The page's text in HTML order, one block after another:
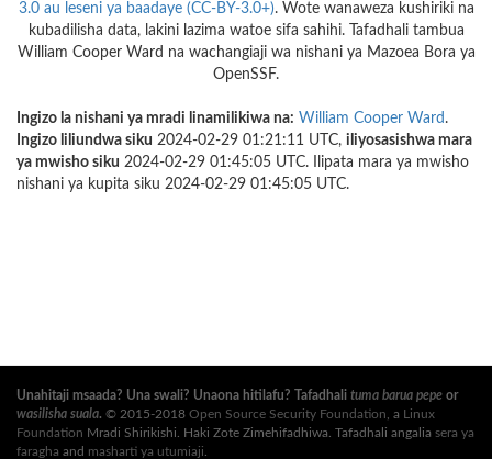
3.0 au leseni ya baadaye (CC-BY-3.0+). Wote wanaweza kushiriki na
kubadilisha data, lakini lazima watoe sifa sahihi. Tafadhali tambua
William Cooper Ward na wachangiaji wa nishani ya Mazoea Bora ya
OpenSSF.
Ingizo la nishani ya mradi linamilikiwa na: William Cooper Ward .
Ingizo liliundwa siku 2024-02-29 01:21:11 UTC, iliyosasishwa mara
ya mwisho siku 2024-02-29 01:45:05 UTC. Ilipata mara ya mwisho
nishani ya kupita siku 2024-02-29 01:45:05 UTC.
Unahitaji msaada? Una swali? Unaona hitilafu? Tafadhali tuma barua pepe or
wasilisha suala. © 2015-2018 Open Source Security Foundation , a Linux
Foundation Mradi Shirikishi. Haki Zote Zimehifadhiwa. Tafadhali angalia sera ya
faragha and masharti ya utumiaji